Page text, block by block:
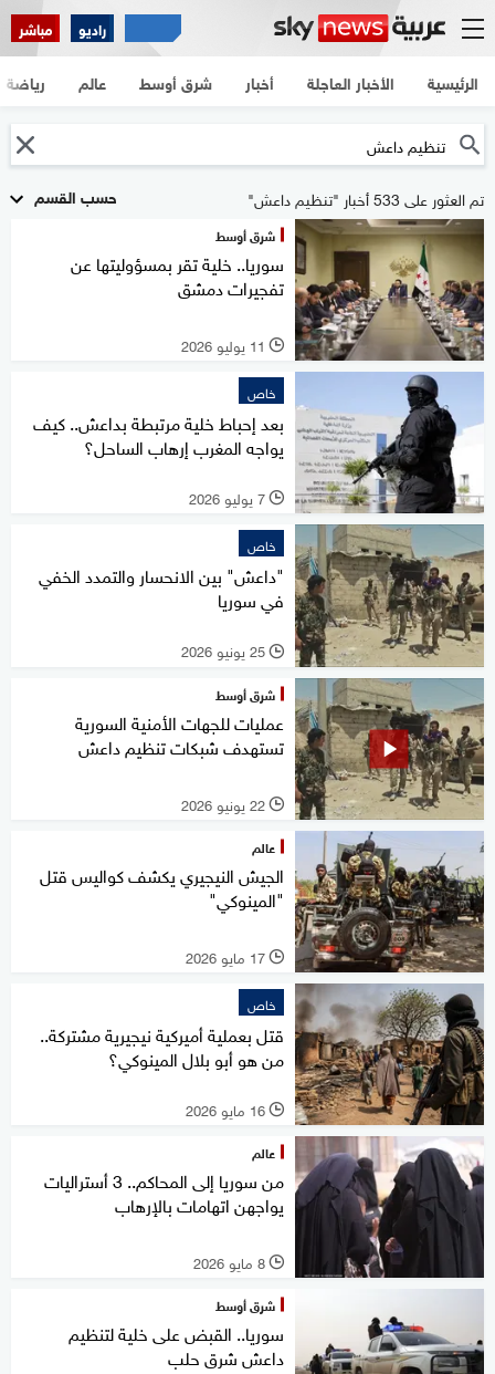
راديو مباشر
الرئيسية الأخبار العاجلة أخبار شرق أوسط عالم رياضة
حسب القسم تم العثور على 533 أخبار "تنظيم داعش"
شرق أوسط
سوريا.. خلية تقر بمسؤوليتها عن
تفجيرات دمشق
l 11 يوليو 2026
خاص
بعد إحباط خلية مرتبطة بداعش.. كيف
يواجه المغرب إرهاب الساحل؟
l 7 يوليو 2026
خاص
"داعش" بين الانحسار والتمدد الخفي
في سوريا
l 25 يونيو 2026
شرق أوسط
عمليات للجهات الأمنية السورية
تستهدف شبكات تنظيم داعش
l 22 يونيو 2026
عالم
الجيش النيجيري يكشف كواليس قتل
"المينوكي"
l 17 مايو 2026
خاص
قتل بعملية أميركية نيجيرية مشتركة..
من هو أبو بلال المينوكي؟
l 16 مايو 2026
عالم
من سوريا إلى المحاكم.. 3 أستراليات
يواجهن اتهامات بالإرهاب
l 8 مايو 2026
شرق أوسط
سوريا.. القبض على خلية لتنظيم
داعش شرق حلب